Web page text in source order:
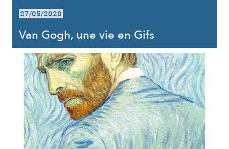
27/05/2020
Van Gogh, une vie en Gifs